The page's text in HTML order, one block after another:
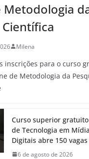
Metodologia
Milena
inscrições para o curso
de Metodologia da
Curso superior
de Tecnologia em
Digitais abre 150 vagas
6 de agosto de 2026